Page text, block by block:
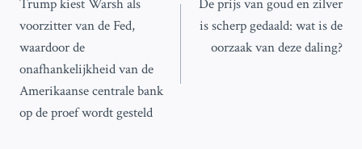
navigatie
Trump kiest Warsh als
voorzitter van de Fed,
waardoor de
onafhankelijkheid van de
Amerikaanse centrale bank
op de proef wordt gesteld
De prijs van goud en zilver
is scherp gedaald: wat is de
oorzaak van deze daling?